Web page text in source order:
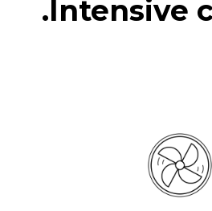
Intensive